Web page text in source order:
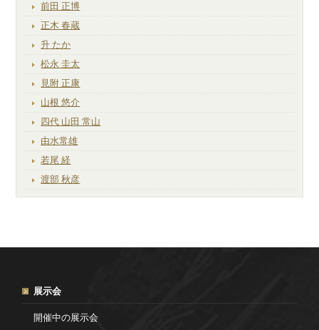
前田 正博
正木 春蔵
升 たか
松永 圭太
見附 正康
山根 悠介
四代 山田 常山
由水常雄
若尾 経
渡部 秋彦
展示会
開催中の展示会